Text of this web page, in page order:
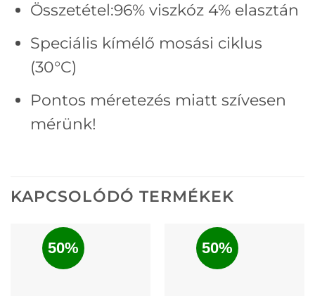
Összetétel:96% viszkóz 4% elasztán
Speciális kímélő mosási ciklus
(30°C)
Pontos méretezés miatt szívesen
mérünk!
KAPCSOLÓDÓ TERMÉKEK
50% 50%